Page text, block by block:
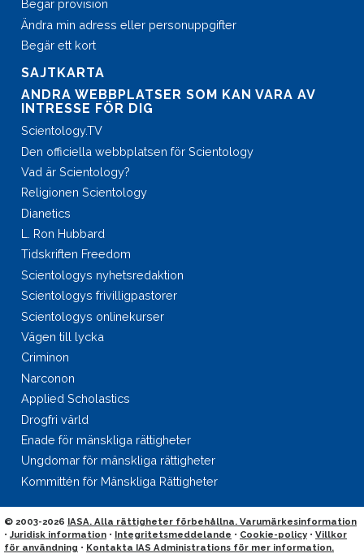
Begär provision
Ändra min adress eller personuppgifter
Begär ett kort
SAJTKARTA
ANDRA WEBBPLATSER SOM KAN VARA AV
INTRESSE FÖR DIG
Scientology.TV
Den officiella webbplatsen för Scientology
Vad är Scientology?
Religionen Scientology
Dianetics
L. Ron Hubbard
Tidskriften Freedom
Scientologys nyhetsredaktion
Scientologys frivilligpastorer
Scientologys onlinekurser
Vägen till lycka
Criminon
Narconon
Applied Scholastics
Drogfri värld
Enade för mänskliga rättigheter
Ungdomar för mänskliga rättigheter
Kommittén för Mänskliga Rättigheter
© 2003-2026 IASA. Alla rättigheter förbehållna. Varumärkesinformation
• Juridisk information • Integritetsmeddelande • Cookie-policy • Villkor
för användning • Kontakta IAS Administrations för mer information.